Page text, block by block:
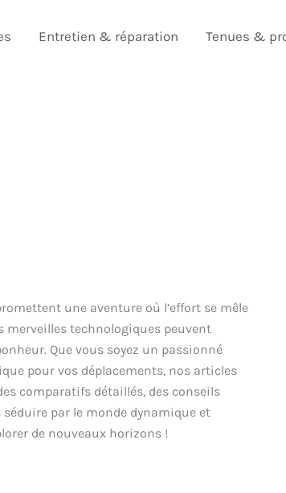
Entretien & réparation Tenues &
une aventure où l’effort se mêle
merveilles technologiques peuvent
Que vous soyez un passionné
pour vos déplacements, nos articles
comparatifs détaillés, des conseils
par le monde dynamique et
de nouveaux horizons !